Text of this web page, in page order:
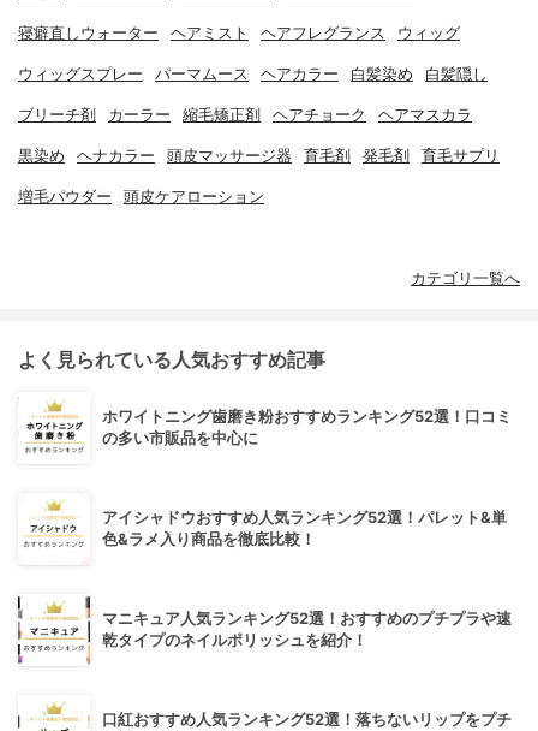
寝癖直しウォーター ヘアミスト ヘアフレグランス ウィッグ
ウィッグスプレー パーマムース ヘアカラー 白髪染め 白髪隠し
ブリーチ剤 カーラー 縮毛矯正剤 ヘアチョーク ヘアマスカラ
黒染め ヘナカラー 頭皮マッサージ器 育毛剤 発毛剤 育毛サプリ
増毛パウダー 頭皮ケアローション
カテゴリ一覧へ
よく見られている人気おすすめ記事
ホワイトニング歯磨き粉おすすめランキング52選！口コミ
の多い市販品を中心に
アイシャドウおすすめ人気ランキング52選！パレット&単
色&ラメ入り商品を徹底比較！
マニキュア人気ランキング52選！おすすめのプチプラや速
乾タイプのネイルポリッシュを紹介！
口紅おすすめ人気ランキング52選！落ちないリップをプチ